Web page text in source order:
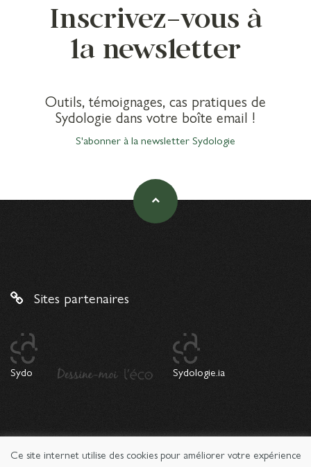
Inscrivez-vous à
la newsletter
Outils, témoignages, cas pratiques de
Sydologie dans votre boîte email !
S'abonner à la newsletter Sydologie
Sites partenaires
Sydo Sydologie.ia
© 2026 Copyright Sydologie. Le magazine de l'innovation
Ce site internet utilise des cookies pour améliorer votre expérience